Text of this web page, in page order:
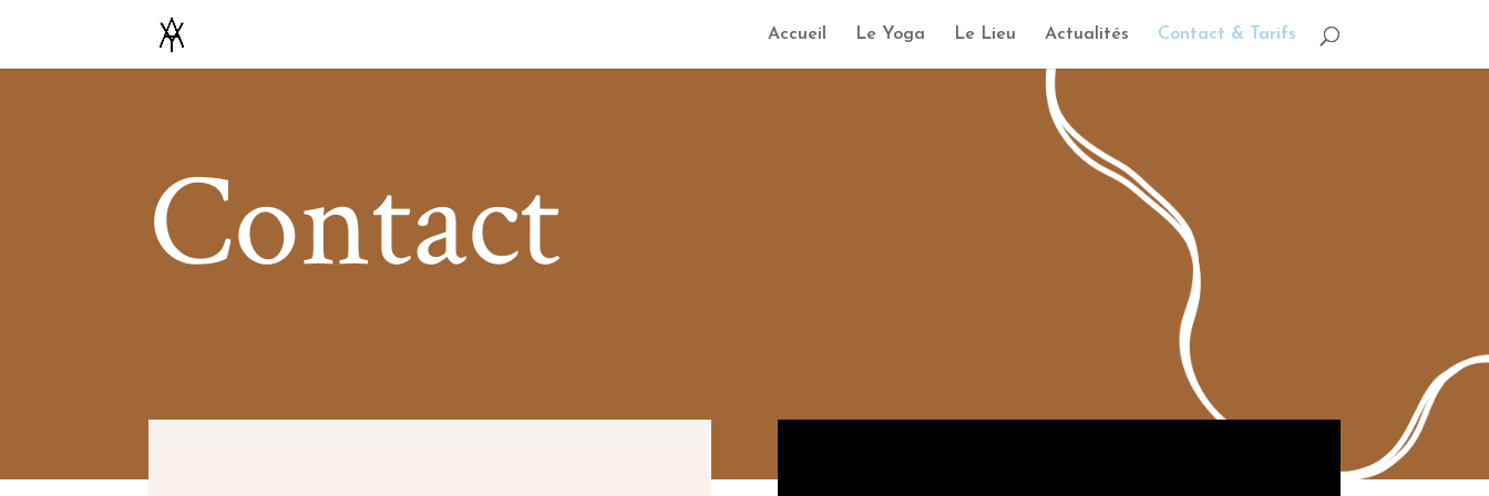
Accueil Le Yoga Le Lieu Actualités Contact & Tarifs
Contact